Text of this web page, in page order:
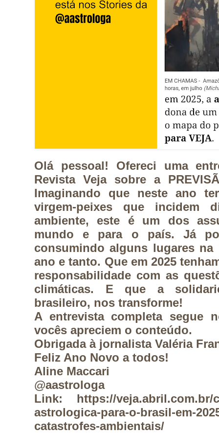
Olá pessoal! Ofereci uma
Revista Veja sobre a
Imaginando que neste ano
virgem-peixes que incidem
ambiente, este é um dos
mundo e para o país. Já
consumindo alguns lugares na
ano e tanto. Que em 2025
responsabilidade com as
climáticas. E que a
brasileiro, nos transforme!
A entrevista completa segue
vocês apreciem o conteúdo.
Obrigada à jornalista Valéria
Feliz Ano Novo a todos!
Aline Maccari
@aastrologa
Link: https://veja.abril.com.br/
astrologica-para-o-brasil-em-
catastrofes-ambientais/